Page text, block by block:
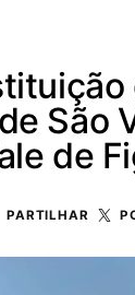
São
de
PARTILHAR